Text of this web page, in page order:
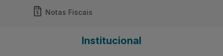
Notas Fiscais
Institucional